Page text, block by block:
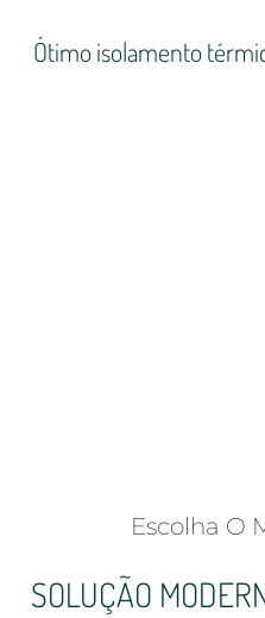
Ótimo isolamento
Escolha O
SOLUÇÃO